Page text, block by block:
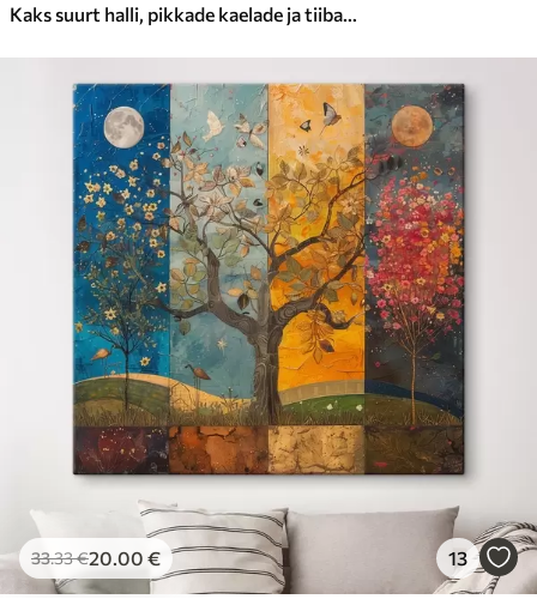
Kaks suurt halli, pikkade kaelade ja tiibadega kraanat, mis seisavad puudest ümbritsetud udujärves
33.33€20.00 € 13